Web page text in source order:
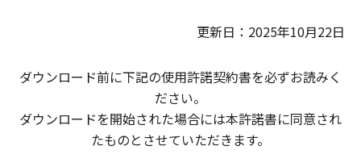
更新日：2025年10月22日
ダウンロード前に下記の使用許諾契約書を必ずお読みく
ださい。
ダウンロードを開始された場合には本許諾書に同意され
たものとさせていただきます。